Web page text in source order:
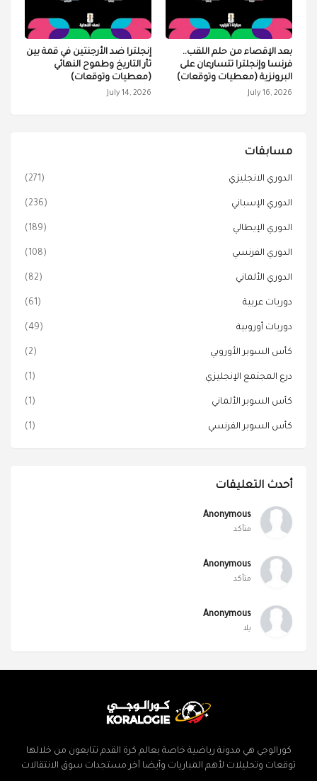
بعد الإقصاء من حلم اللقب..
فرنسا وإنجلترا تتسارعان على
البرونزية (معطيات وتوقعات)
July 16, 2026
إنجلترا ضد الأرجنتين في قمة بين
ثأر التاريخ وطموح النهائي
(معطيات وتوقعات)
July 14, 2026
مسابقات
الدوري الانجليزي (271)
الدوري الإسباني (236)
الدوري الإيطالي (189)
الدوري الفرنسي (108)
الدوري الألماني (82)
دوريات عربية (61)
دوريات أوروبية (49)
كأس السوبر الأوروبي (2)
درع المجتمع الإنجليزي (1)
كأس السوبر الألماني (1)
كأس السوبر الفرنسي (1)
أحدث التعليقات
Anonymous
متأكد
Anonymous
متأكد
Anonymous
يلا
كورالوجي هي مدونة رياضية خاصة بعالم كرة القدم تتابعون من خلالها
توقعات وتحليلات لأهم المباريات وأيضا آخر مستجدات سوق الانتقالات